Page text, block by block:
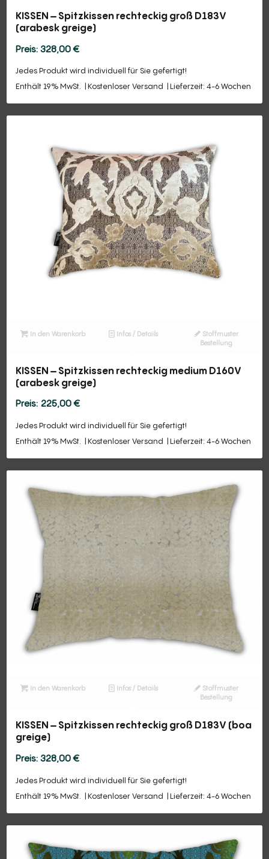
KISSEN – Spitzkissen rechteckig groß D183V
(arabesk greige)
328,00€
Jedes Produkt wird individuell für Sie gefertigt!
Enthält 19% MwSt.
Kostenloser Versand Lieferzeit: 4-6 Wochen
In den Warenkorb Infos / Details
Stoffmuster
Bestellung
KISSEN – Spitzkissen rechteckig medium D160V
(arabesk greige)
225,00€
Jedes Produkt wird individuell für Sie gefertigt!
Enthält 19% MwSt.
Kostenloser Versand Lieferzeit: 4-6 Wochen
In den Warenkorb Infos / Details
Stoffmuster
Bestellung
KISSEN – Spitzkissen rechteckig groß D183V (boa
greige)
328,00€
Jedes Produkt wird individuell für Sie gefertigt!
Enthält 19% MwSt.
Kostenloser Versand Lieferzeit: 4-6 Wochen